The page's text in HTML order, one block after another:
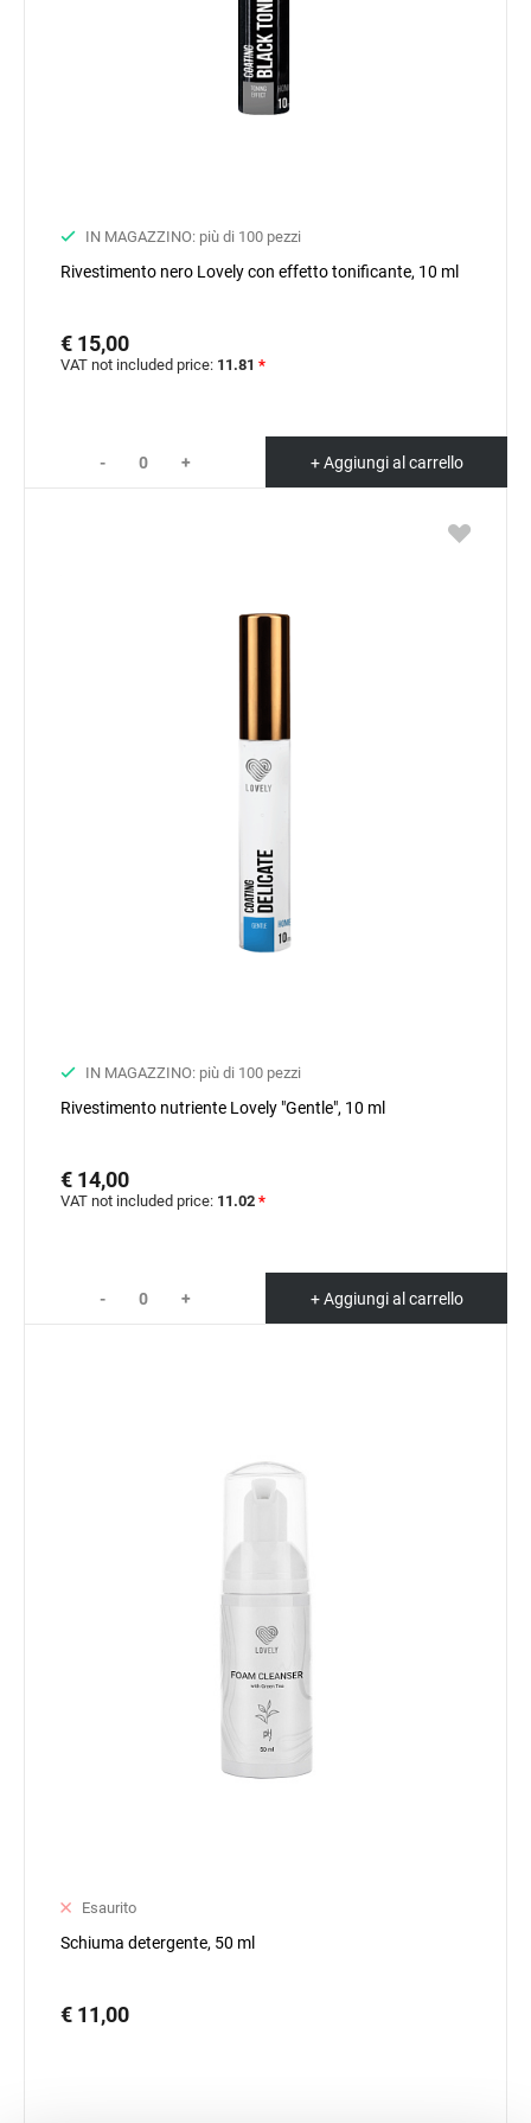
IN MAGAZZINO: più di 100 pezzi
Rivestimento nero Lovely con effetto tonificante, 10 ml
€ 15,00
VAT not included price: 11.81 *
- + + Aggiungi al carrello
IN MAGAZZINO: più di 100 pezzi
Rivestimento nutriente Lovely "Gentle", 10 ml
€ 14,00
VAT not included price: 11.02 *
- + + Aggiungi al carrello
Esaurito
Schiuma detergente, 50 ml
€ 11,00